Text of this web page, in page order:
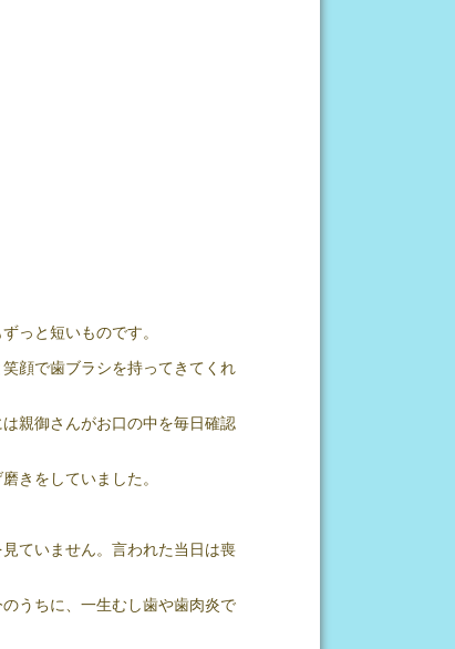
っと短いものです。
顔で歯ブラシを持ってきてくれ
親御さんがお口の中を毎日確認
きをしていました。
ていません。言われた当日は喪
うちに、一生むし歯や歯肉炎で